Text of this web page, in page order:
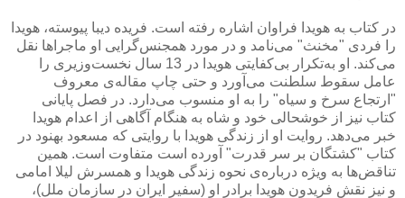
در كتاب به هویدا فراوان اشاره رفته است. فریده دیبا پیوسته، هویدا
را فردی "مخنث" می‌نامد و در مورد همجنس‌گرایی او ماجراها نقل
می‌كند. او به‌تكرار بی‌كفایتی هویدا در 13 سال نخست‌وزیری را
عامل سقوط سلطنت می‌آورد و حتی چاپ مقاله‌ی معروف
"ارتجاع سرخ و سیاه" را به او منسوب می‌دارد. در فصل پایانی
كتاب نیز از خوشحالی خود و شاه به هنگام آگاهی از اعدام هویدا
خبر می‌دهد. روایت او از زندگی هویدا با روایتی كه مسعود بهنود در
كتاب "كشتگان بر سر قدرت" آورده است متفاوت است. همین
تناقض‌ها به ویژه درباره‌ی نحوه زندگی هویدا و همسرش لیلا امامی
و نیز نقش فریدون هویدا برادر او (سفیر ایران در سازمان ملل)،